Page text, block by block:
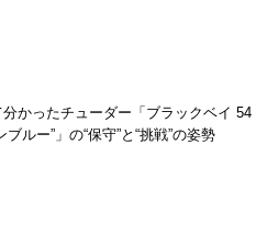
かったチューダー「ブラックベイ 54
ブルー”」の“保守”と“挑戦”の姿勢